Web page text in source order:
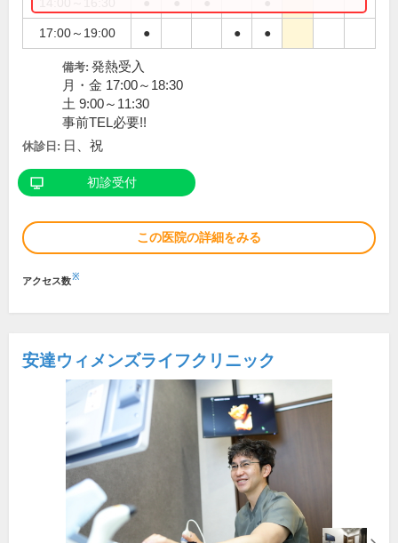
17:00～19:00 ● ● ●
備考: 発熱受入
月・金 17:00～18:30
土 9:00～11:30
事前TEL必要!!
休診日: 日、祝
初診受付
この医院の詳細をみる
アクセス数※
安達ウィメンズライフクリニック